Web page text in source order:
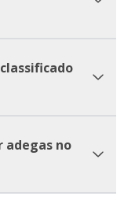
adegas no